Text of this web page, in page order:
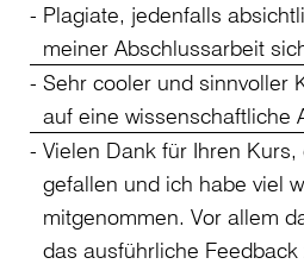
Plagiate, jedenfalls
meiner Abschlussarbeit
Sehr cooler und sinnvoller
auf eine wissenschaftliche
Vielen Dank für Ihren
gefallen und ich habe viel
mitgenommen. Vor allem
das ausführliche